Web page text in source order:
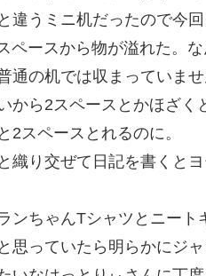
違うミニ机だったので今
ペースから物が溢れた。
通の机では収まっていま
から2スペースとかほざ
2スペースとれるのに。
織り交ぜて日記を書くと
ンちゃんTシャツとニー
思っていたら明らかにジ